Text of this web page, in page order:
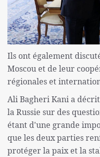
Ils ont également
Moscou et de leur
régionales et
Ali Bagheri Kani a
la Russie sur des
étant d'une grande
que les deux parties
protéger la paix et la